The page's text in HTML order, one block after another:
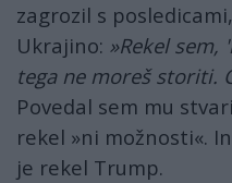
zagrozil s
Ukrajino: »Rekel
tega ne moreš storiti.
Povedal sem mu
rekel »ni možnosti«.
je rekel Trump.